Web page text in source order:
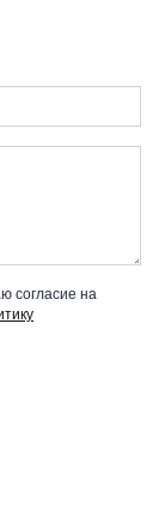
согласие на